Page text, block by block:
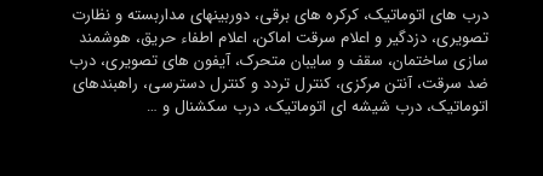
درب های اتوماتیک، کرکره های برقی، دوربینهای مداربسته و نظارت
تصویری، دزدگیر و اعلام سرقت اماکن، اعلام اطفاء حریق، هوشمند
سازی ساختمان، سقف و سایبان متحرک، آیفون های تصویری، درب
ضد سرقت، آنتن مرکزی، کنترل تردد و کنترل دسترسی، راهبندهای
اتوماتیک، درب شیشه ای اتوماتیک، درب سکشنال و …